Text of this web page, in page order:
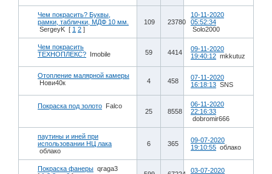
Чем покрасить? Буквы,
рамки, таблички, МДФ 10 мм.
SergeyK [ 1 2 ]
109 23780
10-11-2020
05:52:34
Solo2000
Чем покрасить
ТЕХНОПЛЕКС? Imobile 59 4414
09-11-2020
19:40:12 mkkutuz
Отопление малярной камеры
Нови40к
4 458
07-11-2020
16:18:13 SNS
Покраска под золото Falco
25 8558
06-11-2020
22:16:33
dobromir666
паутины и иней при
использовании НЦ лака
облако
6 365
09-07-2020
19:10:55 облако
Покраска фанеры qraga3
03-07-2020